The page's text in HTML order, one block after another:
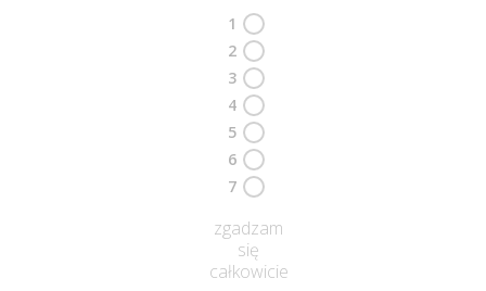
1
2
3
4
5
6
7
zgadzam
się
całkowicie